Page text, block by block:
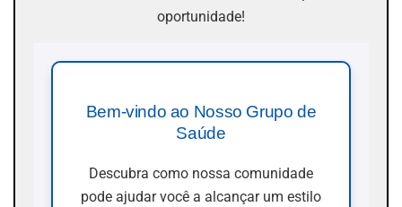
oportunidade!
Bem-vindo ao Nosso Grupo de
Saúde
Descubra como nossa comunidade
pode ajudar você a alcançar um estilo